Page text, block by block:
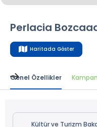
Perlacia
Haritada Göster
Genel Özellikler
Kültür ve Turizm